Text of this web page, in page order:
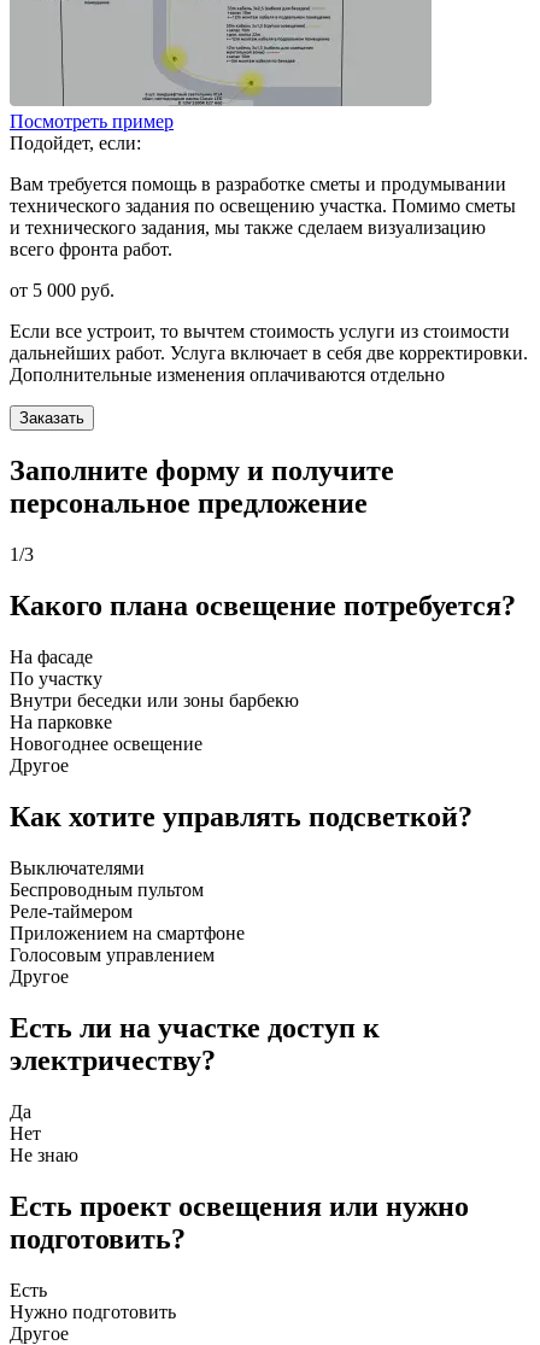
Посмотреть пример
Подойдет, если:
Вам требуется помощь в разработке сметы и продумывании
технического задания по освещению участка. Помимо сметы
и технического задания, мы также сделаем визуализацию
всего фронта работ.
от 5 000 руб.
Если все устроит, то вычтем стоимость услуги из стоимости
дальнейших работ. Услуга включает в себя две корректировки.
Дополнительные изменения оплачиваются отдельно
Заказать
Заполните форму и получите
персональное предложение
1/3
Какого плана освещение потребуется?
На фасаде
По участку
Внутри беседки или зоны барбекю
На парковке
Новогоднее освещение
Другое
Как хотите управлять подсветкой?
Выключателями
Беспроводным пультом
Реле-таймером
Приложением на смартфоне
Голосовым управлением
Другое
Есть ли на участке доступ к
электричеству?
Да
Нет
Не знаю
Есть проект освещения или нужно
подготовить?
Есть
Нужно подготовить
Другое